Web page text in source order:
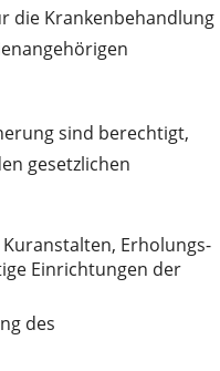
die Krankenbehandlung
sind berechtigt,
gesetzlichen
Erholungs-
Einrichtungen der
des